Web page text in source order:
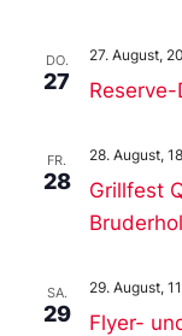
DO.
27
27. August,
FR.
28
Grillfest
28. August,
SA.
29
Flyer-
29. August,